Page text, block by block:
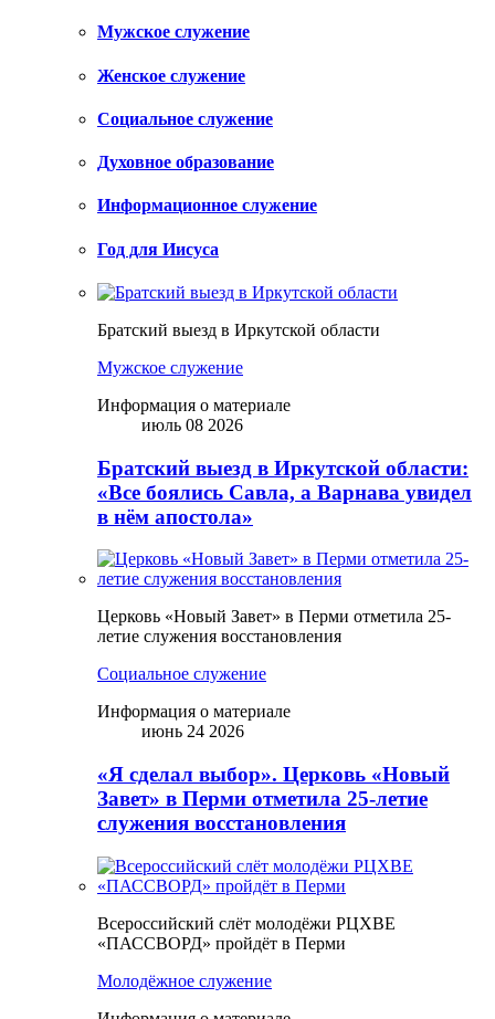
Мужское служение
Женское служение
Социальное служение
Духовное образование
Информационное служение
Год для Иисуса
Братский выезд в Иркутской области
Мужское служение
Информация о материале
июль 08 2026
Братский выезд в Иркутской области:
«Все боялись Савла, а Варнава увидел
в нём апостола»
Церковь «Новый Завет» в Перми отметила 25-
летие служения восстановления
Социальное служение
Информация о материале
июнь 24 2026
«Я сделал выбор». Церковь «Новый
Завет» в Перми отметила 25-летие
служения восстановления
Всероссийский слёт молодёжи РЦХВЕ
«ПАССВОРД» пройдёт в Перми
Молодёжное служение